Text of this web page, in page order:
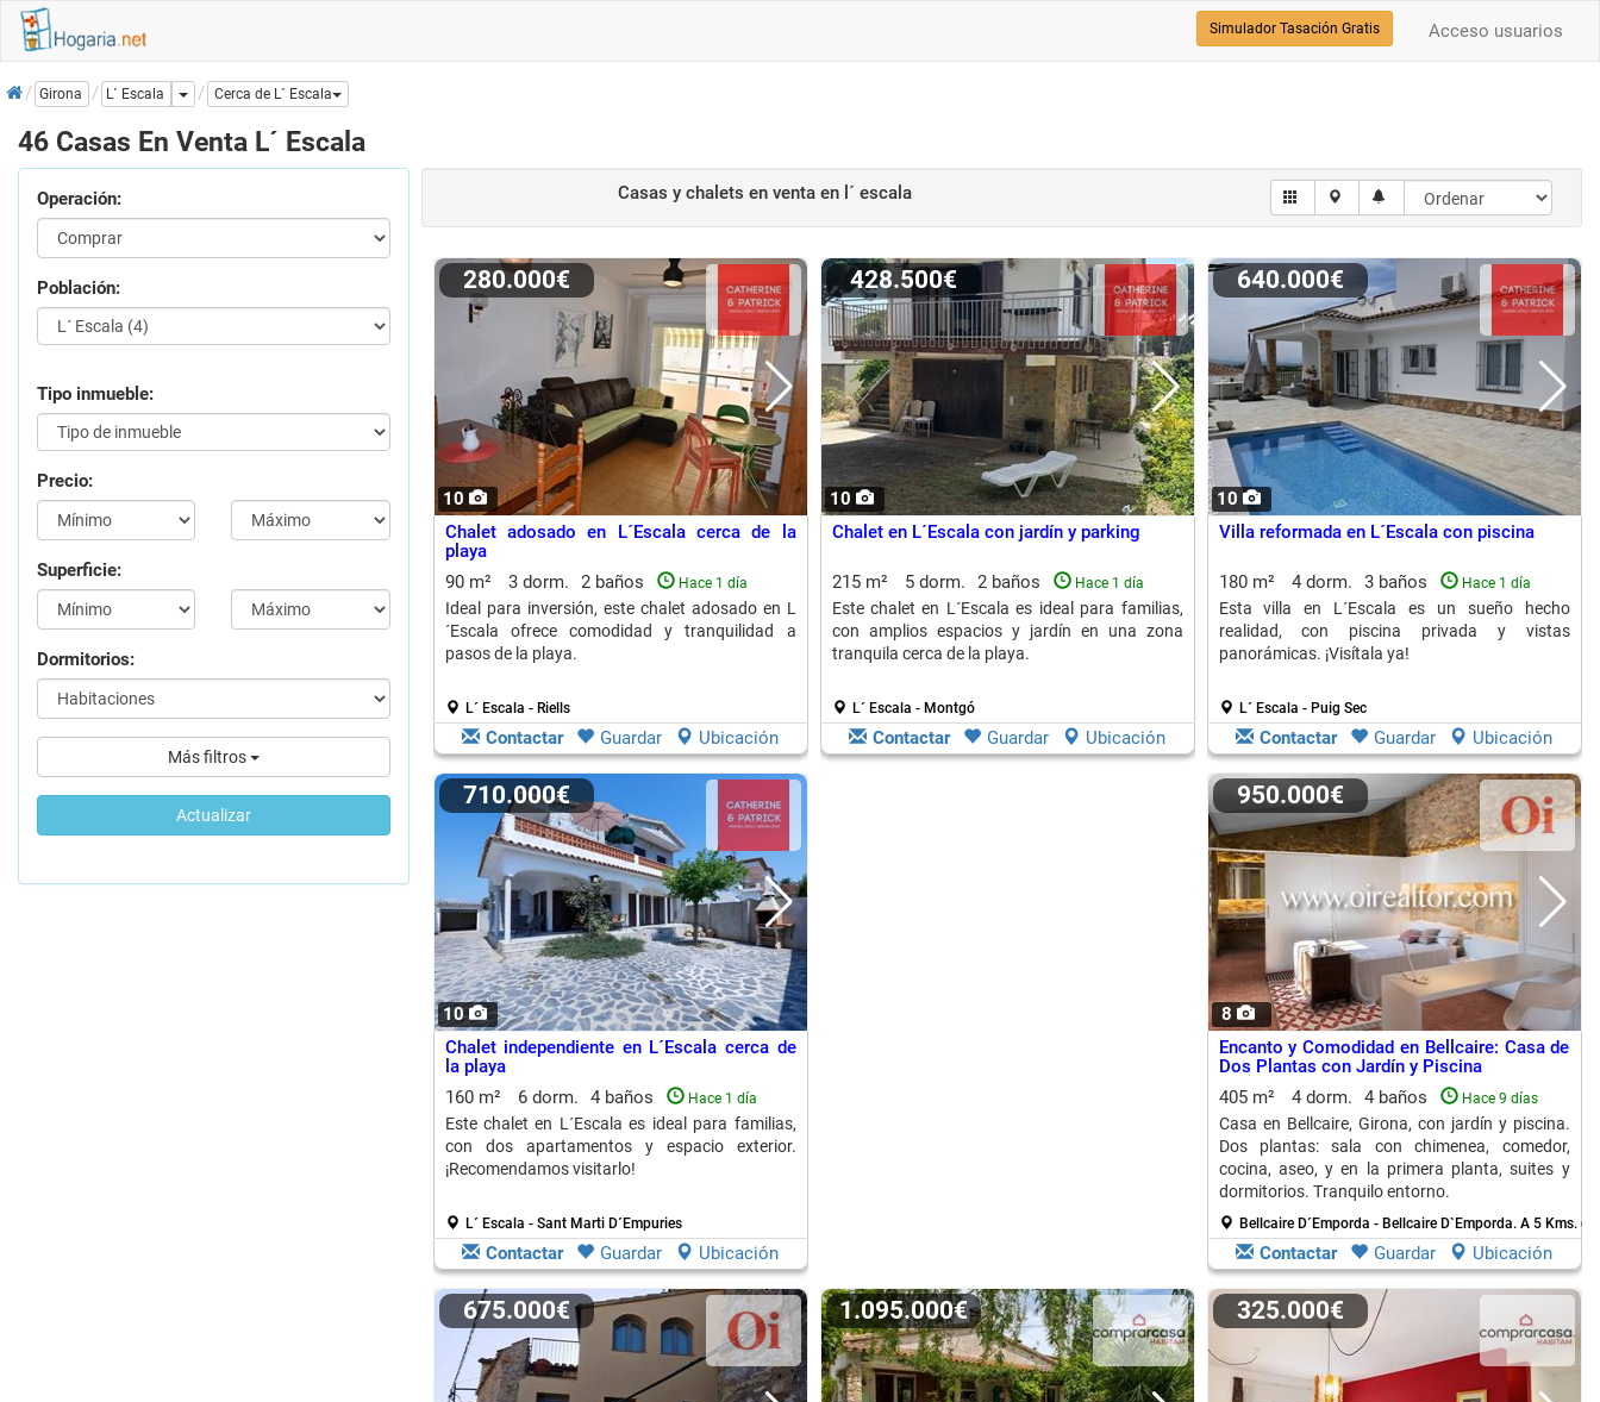
Acceso usuarios
Simulador Tasación Gratis
InicioGirona L´ Escala Dropdown
Cerca de L´ Escala
46 Casas En Venta L´ Escala
Operación:
Población:
Tipo inmueble:
Precio:
Superficie:
Dormitorios:
Más filtros
Actualizar
Casas y chalets en ventaen l´ escala
10
280.000€
Chalet adosado en L´Escala cerca de la
playa
90 m²
3 dorm. 2 baños Hace 1 día
Ideal para inversión, este chalet adosado en L
´Escala ofrece comodidad y tranquilidad a
pasos de la playa.
L´ Escala - Riells
Contactar Guardar Ubicación
10
428.500€
Chalet en L´Escala con jardín y parking
215 m² 5 dorm. 2 baños Hace 1 día
Este chalet en L´Escala es ideal para familias,
con amplios espacios y jardín en una zona
tranquila cerca de la playa.
L´ Escala - Montgó
Contactar Guardar Ubicación
10
640.000€
Villa reformada en L´Escala con piscina
180 m² 4 dorm. 3 baños Hace 1 día
Esta villa en L´Escala es un sueño hecho
realidad, con piscina privada y vistas
panorámicas. ¡Visítala ya!
L´ Escala - Puig Sec
Contactar Guardar Ubicación
10
710.000€
Chalet independiente en L´Escala cerca de
la playa
160 m²
6 dorm. 4 baños Hace 1 día
Este chalet en L´Escala es ideal para familias,
con dos apartamentos y espacio exterior.
¡Recomendamos visitarlo!
L´ Escala - Sant Marti D´Empuries
Contactar Guardar Ubicación
8
950.000€
Encanto y Comodidad en Bellcaire: Casa de
Dos Plantas con Jardín y Piscina
405 m²
4 dorm. 4 baños Hace 9 días
Casa en Bellcaire, Girona, con jardín y piscina.
Dos plantas: sala con chimenea, comedor,
cocina, aseo, y en la primera planta, suites y
dormitorios. Tranquilo entorno.
Bellcaire D´Emporda - Bellcaire D`Emporda. A 5 Kms. de
Contactar Guardar Ubicación
675.000€ 1.095.000€ 325.000€